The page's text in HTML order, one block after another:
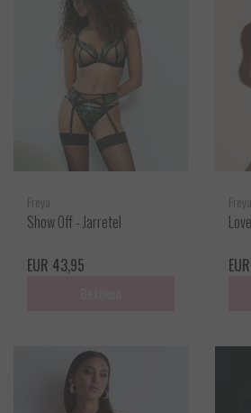
Freya
Show Off - Jarretel
EUR 43,95
Freya